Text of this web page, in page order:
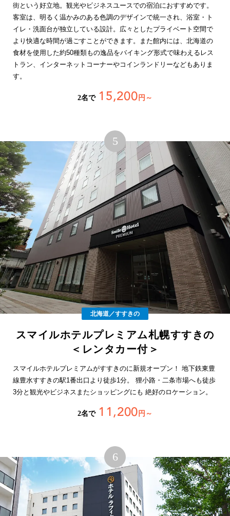
街という好立地。観光やビジネスユースでの宿泊におすすめです。
客室は、明るく温かみのある色調のデザインで統一され、浴室・ト
イレ・洗面台が独立している設計。広々としたプライベート空間で
より快適な時間が過ごすことができます。また館内には、北海道の
食材を使用した約50種類もの逸品をバイキング形式で味わえるレス
トラン、インターネットコーナーやコインランドリーなどもありま
す。
2名で 15,200 円～
北海道／すすきの
スマイルホテルプレミアム札幌すすきの
＜レンタカー付＞
スマイルホテルプレミアムがすすきのに新規オープン！ 地下鉄東豊
線豊水すすきの駅1番出口より徒歩1分。 狸小路・二条市場へも徒歩
3分と観光やビジネスまたショッピングにも 絶好のロケーション。
2名で 11,200 円～